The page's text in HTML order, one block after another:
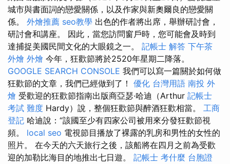
城市與書面詞的戀愛關係，以及作家與新奧爾良的戀愛關
係。 外燴推薦 seo教學 出色的作者將出席，舉辦研討會，
研討會和講座。 因此，當您訪問窗戶時，您可能會及時到
達捕捉美國民間文化的大眼鏡之一。 記帳士 解答 下午茶
外燴 外燴 今年，狂歡節將於2520年星期二降落。
GOOGLE SEARCH CONSOLE 我們可以寫一篇關於如何做
狂歡節的文章，我們已經做到了！ 優化 台灣用語 南投 外
燴 受歡迎的狂歡節指南出版商亞瑟·哈迪（Arthur 記帳士
考試 難度 Hardy）說，整個狂歡節與醉酒狂歡相當。 工商
登記 哈迪說：“該國至少有四家公司被用來分發狂歡節視
頻。 local seo 電視節目播放了裸露的乳房和男性的女性的
照片。 在今天的六天旅行之後，該船將在四月之前為受歡
迎的加勒比海目的地推出七日遊。 記帳士 考什麼 台胞證